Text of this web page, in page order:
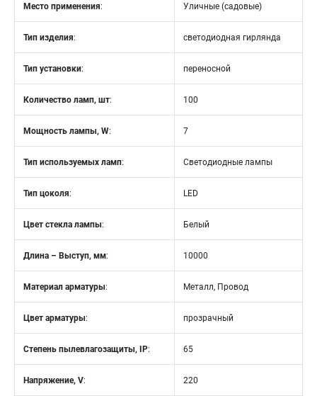
Место применения: Уличные (садовые)
Тип изделия: светодиодная гирлянда
Тип установки: переносной
Количество ламп, шт: 100
Мощность лампы, W: 7
Тип используемых ламп: Светодиодные лампы
Тип цоколя: LED
Цвет стекла лампы: Белый
Длина – Выступ, мм: 10000
Материал арматуры: Металл, Провод
Цвет арматуры: прозрачный
Степень пылевлагозащиты, IP: 65
Напряжение, V: 220